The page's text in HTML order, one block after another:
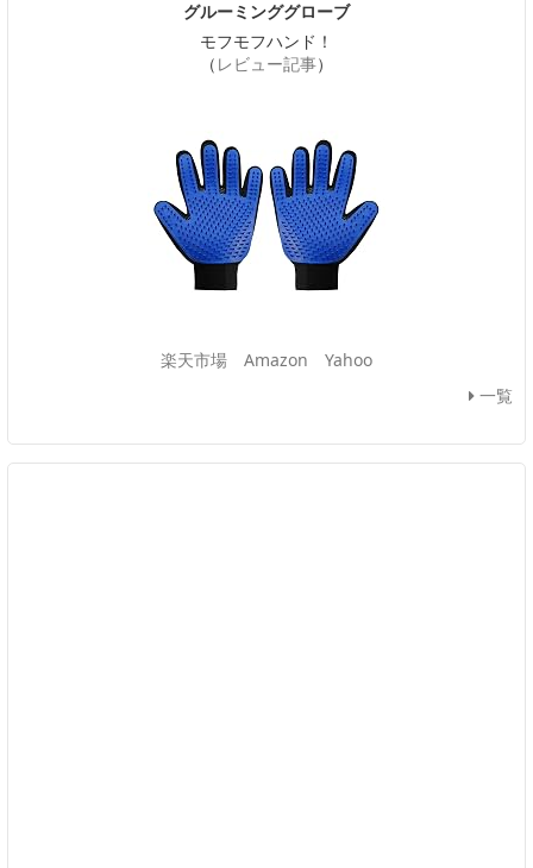
グルーミンググローブ
モフモフハンド！
（ レビュー記事）
楽天市場 Amazon
Yahoo
一覧